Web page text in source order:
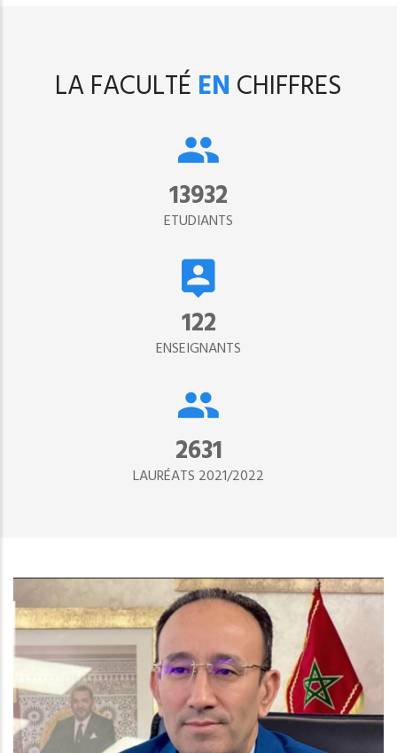
LA FACULTÉ EN CHIFFRES
15302
ETUDIANTS
134
ENSEIGNANTS
2890
LAURÉATS 2021/2022